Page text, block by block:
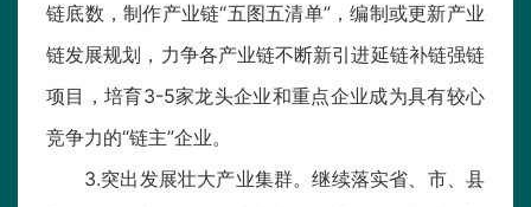
链底数，制作产业链“五图五清单”，编制或更新产业
链发展规划，力争各产业链不断新引进延链补链强链
项目，培育3-5家龙头企业和重点企业成为具有较心
竞争力的“链主”企业。
3.突出发展壮大产业集群。继续落实省、市、县